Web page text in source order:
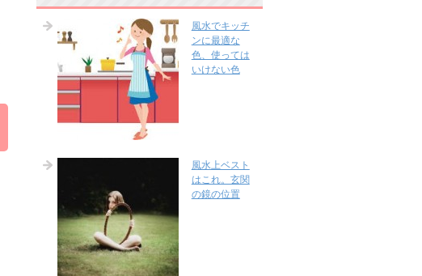
風水でキッチ
ンに最適な
色、使っては
いけない色
風水上ベスト
はこれ。玄関
の鏡の位置